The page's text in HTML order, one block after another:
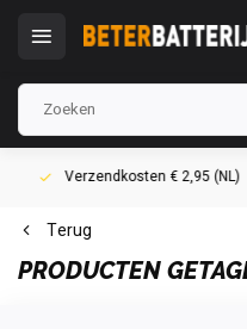
Verzendkosten € 2,95 (NL)
Terug
PRODUCTEN